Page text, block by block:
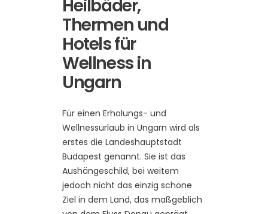
Heilbäder,
Thermen und
Hotels für
Wellness in
Ungarn
Für einen Erholungs- und
Wellnessurlaub in Ungarn wird als
erstes die Landeshauptstadt
Budapest genannt. Sie ist das
Aushängeschild, bei weitem
jedoch nicht das einzig schöne
Ziel in dem Land, das maßgeblich